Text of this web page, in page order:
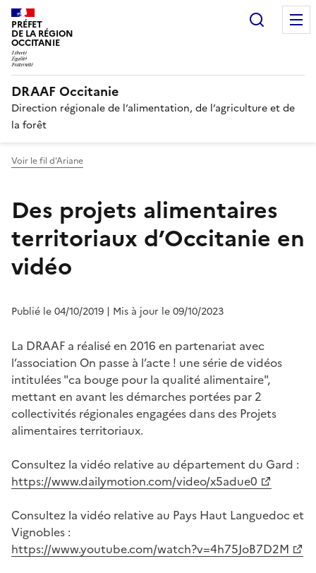
PRÉFET
DE LA RÉGION
OCCITANIE
DRAAF Occitanie
Direction régionale de l’alimentation, de l’agriculture et de
la forêt
Voir le fil d'Ariane
Des projets alimentaires
territoriaux d’Occitanie en
vidéo
Publié le 04/10/2019 | Mis à jour le 09/10/2023
La DRAAF a réalisé en 2016 en partenariat avec
l’association On passe à l’acte ! une série de vidéos
intitulées "ca bouge pour la qualité alimentaire",
mettant en avant les démarches portées par 2
collectivités régionales engagées dans des Projets
alimentaires territoriaux.
Consultez la vidéo relative au département du Gard :
https://www.dailymotion.com/video/x5adue0
Consultez la vidéo relative au Pays Haut Languedoc et
Vignobles :
https://www.youtube.com/watch?v=4h75JoB7D2M